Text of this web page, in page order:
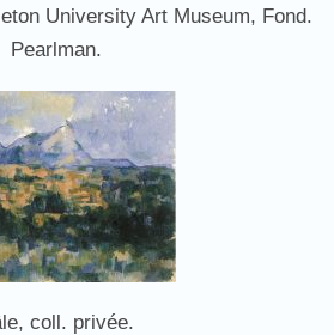
University Art Museum, Fond.
Pearlman.
coll. privée.